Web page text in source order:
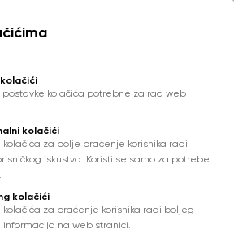
kolačići
postavke kolačića potrebne za rad web
kolačići
kolačića za bolje praćenje korisnika radi
iskustva. Koristi se samo za potrebe
kolačići
kolačića za praćenje korisnika radi boljeg
informacija na web stranici.